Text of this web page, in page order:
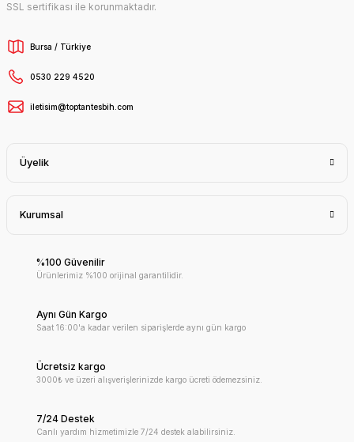
SSL sertifikası ile korunmaktadır.
Bursa / Türkiye
0530 229 4520
iletisim@toptantesbih.com
Üyelik
Kurumsal
%100 Güvenilir
Ürünlerimiz %100 orijinal garantilidir.
Aynı Gün Kargo
Saat 16:00'a kadar verilen siparişlerde aynı gün kargo
Ücretsiz kargo
3000₺ ve üzeri alışverişlerinizde kargo ücreti ödemezsiniz.
7/24 Destek
Canlı yardım hizmetimizle 7/24 destek alabilirsiniz.